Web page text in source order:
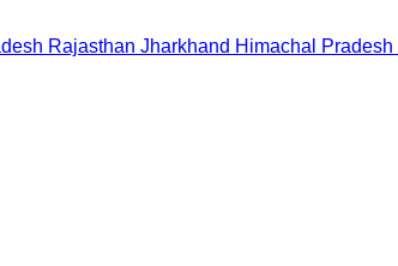
Rajasthan Jharkhand Himachal Pradesh